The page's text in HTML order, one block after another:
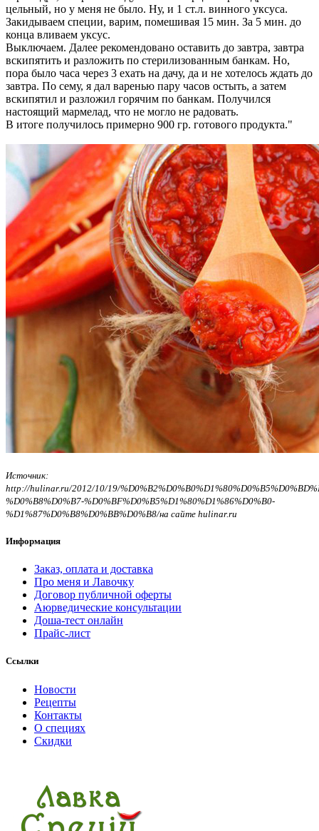
цельный, но у меня не было. Ну, и 1 ст.л. винного уксуса.
Закидываем специи, варим, помешивая 15 мин. За 5 мин. до
конца вливаем уксус.
Выключаем. Далее рекомендовано оставить до завтра, завтра
вскипятить и разложить по стерилизованным банкам. Но,
пора было часа через 3 ехать на дачу, да и не хотелось ждать до
завтра. По сему, я дал варенью пару часов остыть, а затем
вскипятил и разложил горячим по банкам. Получился
настоящий мармелад, что не могло не радовать.
В итоге получилось примерно 900 гр. готового продукта."
Источник:
http://hulinar.ru/2012/10/19/
%D0%B8%D0%B7-%D0%BF%D0%B5%D1%80%D1%86%D0%B0-
%D1%87%D0%B8%D0%BB%D0%B8/на сайте hulinar.ru
Информация
Заказ, оплата и доставка
Про меня и Лавочку
Договор публичной оферты
Аюрведические консультации
Доша-тест онлайн
Прайс-лист
Ссылки
Новости
Рецепты
Контакты
О специях
Скидки